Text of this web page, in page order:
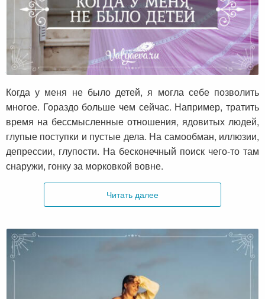
Когда у меня не было детей
Когда у меня не было детей, я могла себе позволить
многое. Гораздо больше чем сейчас. Например, тратить
время на бессмысленные отношения, ядовитых людей,
глупые поступки и пустые дела. На самообман, иллюзии,
депрессии, глупости. На бесконечный поиск чего-то там
снаружи, гонку за морковкой вовне.
Читать далее